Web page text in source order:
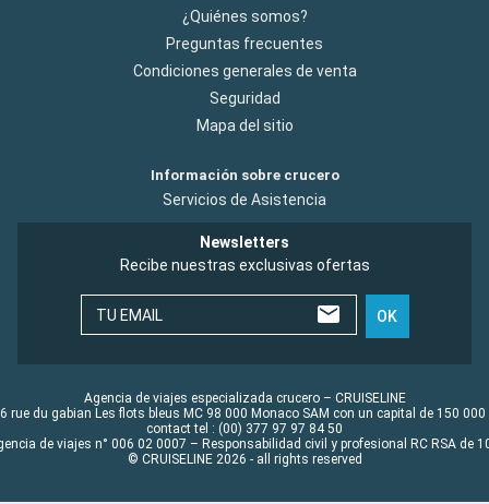
¿Quiénes somos?
Preguntas frecuentes
Condiciones generales de venta
Seguridad
Mapa del sitio
Información sobre crucero
Servicios de Asistencia
Newsletters
Recibe nuestras exclusivas ofertas
TU EMAIL OK
Agencia de viajes especializada crucero – CRUISELINE
rue du gabian Les flots bleus MC 98 000 Monaco SAM con un capital de 150 000
contact tel : (00) 377 97 97 84 50
de viajes n° 006 02 0007 – Responsabilidad civil y profesional RC RSA de
© CRUISELINE 2026 - all rights reserved